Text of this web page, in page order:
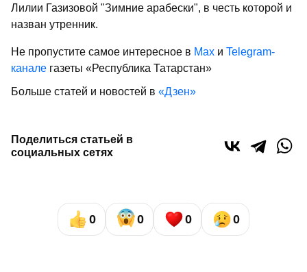
Лилии Газизовой "Зимние арабески", в честь которой и
назван утренник.
Не пропустите самое интересное в Max и Telegram-
канале газеты «Республика Татарстан»
Больше статей и новостей в «Дзен»
Поделиться статьей в
социальных сетях
0 0 0 0